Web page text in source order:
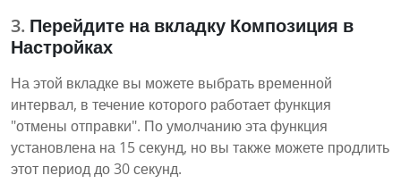
Перейдите на вкладку Композиция в
Настройках
На этой вкладке вы можете выбрать временной
интервал, в течение которого работает функция
"отмены отправки". По умолчанию эта функция
установлена на 15 секунд, но вы также можете продлить
этот период до 30 секунд.